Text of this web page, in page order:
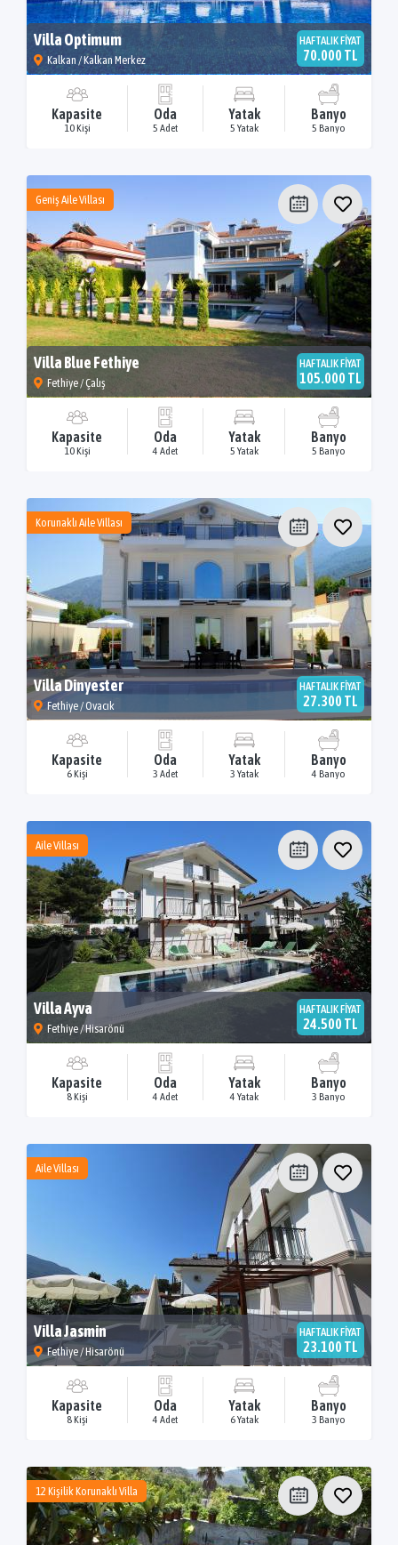
Villa Optimum
Kalkan / Kalkan Merkez
HAFTALIK FİYAT
70.000 TL
Kapasite
10 Kişi
Oda
5 Adet
Yatak
5 Yatak
Banyo
5 Banyo
Geniş Aile Villası
Villa Blue Fethiye
Fethiye / Çalış
HAFTALIK FİYAT
105.000 TL
Kapasite
10 Kişi
Oda
4 Adet
Yatak
5 Yatak
Banyo
5 Banyo
Korunaklı Aile Villası
Villa Dinyester
Fethiye / Ovacık
HAFTALIK FİYAT
27.300 TL
Kapasite
6 Kişi
Oda
3 Adet
Yatak
3 Yatak
Banyo
4 Banyo
Aile Villası
Villa Ayva
Fethiye / Hisarönü
HAFTALIK FİYAT
24.500 TL
Kapasite
8 Kişi
Oda
4 Adet
Yatak
4 Yatak
Banyo
3 Banyo
Aile Villası
Villa Jasmin
Fethiye / Hisarönü
HAFTALIK FİYAT
23.100 TL
Kapasite
8 Kişi
Oda
4 Adet
Yatak
6 Yatak
Banyo
3 Banyo
12 Kişilik Korunaklı Villa